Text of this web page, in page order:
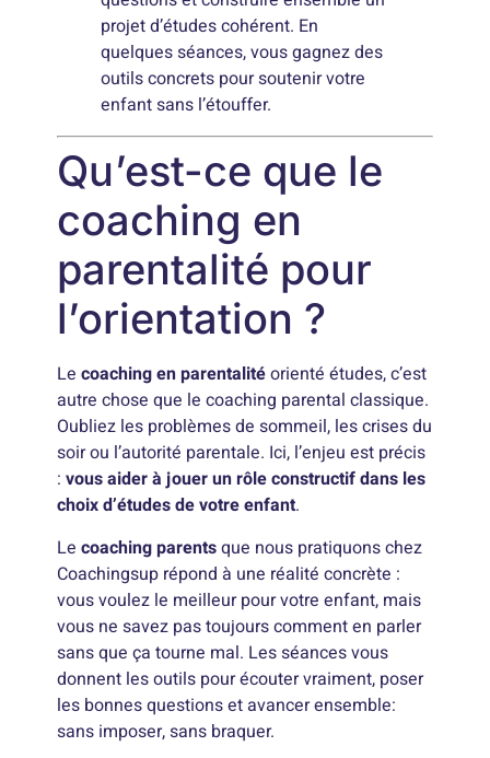
projet d’études cohérent. En
quelques séances, vous gagnez des
outils concrets pour soutenir votre
enfant sans l’étouffer.
Qu’est-ce que le
coaching en
parentalité pour
l’orientation ?
Lecoaching en parentalitéorienté études, c’est
autre chose que le coaching parental classique.
Oubliez les problèmes de sommeil, les crises du
soir ou l’autorité parentale. Ici, l’enjeu est précis
:vous aider à jouer un rôle constructif dans les
choix d’études de votre enfant.
Lecoaching parentsque nous pratiquons chez
Coachingsup répond à une réalité concrète :
vous voulez le meilleur pour votre enfant, mais
vous ne savez pas toujours comment en parler
sans que ça tourne mal. Les séances vous
donnent les outils pour écouter vraiment, poser
les bonnes questions et avancer ensemble:
sans imposer, sans braquer.